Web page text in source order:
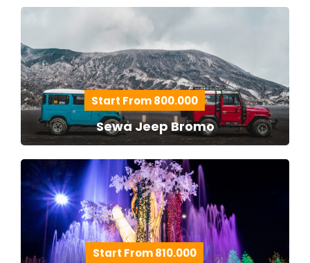
Start From 800.000
Sewa Jeep Bromo
Start From 810.000